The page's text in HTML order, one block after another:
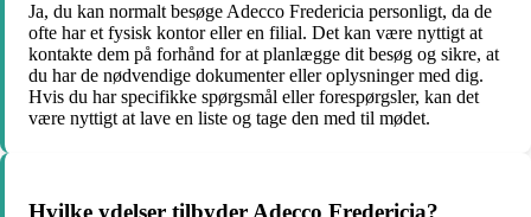
Ja, du kan normalt besøge Adecco Fredericia personligt, da de
ofte har et fysisk kontor eller en filial. Det kan være nyttigt at
kontakte dem på forhånd for at planlægge dit besøg og sikre, at
du har de nødvendige dokumenter eller oplysninger med dig.
Hvis du har specifikke spørgsmål eller forespørgsler, kan det
være nyttigt at lave en liste og tage den med til mødet.
Hvilke ydelser tilbyder Adecco Fredericia?